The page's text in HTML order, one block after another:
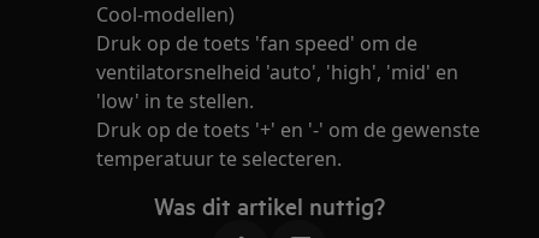
Cool-modellen)
Druk op de toets 'fan speed' om de
ventilatorsnelheid 'auto', 'high', 'mid' en
'low' in te stellen.
Druk op de toets '+' en '-' om de gewenste
temperatuur te selecteren.
Was dit artikel nuttig?